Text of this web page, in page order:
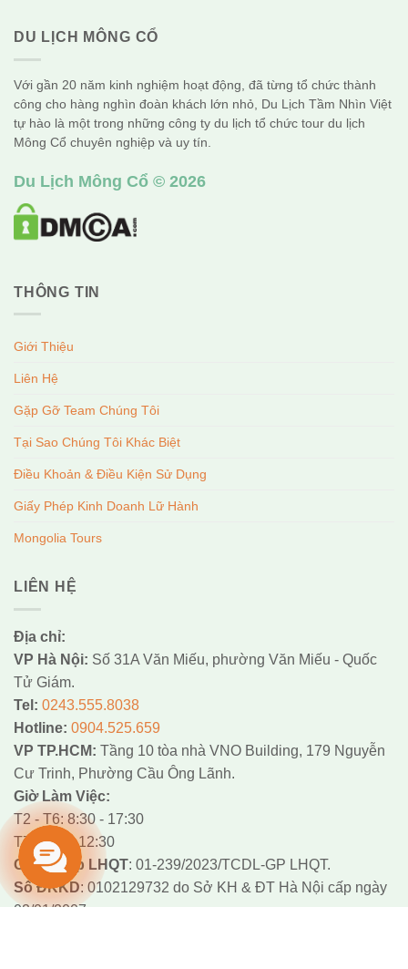
DU LỊCH MÔNG CỔ
Với gần 20 năm kinh nghiệm hoạt động, đã từng tổ chức thành
công cho hàng nghìn đoàn khách lớn nhỏ, Du Lịch Tầm Nhìn Việt
tự hào là một trong những công ty du lịch tổ chức tour du lịch
Mông Cổ chuyên nghiệp và uy tín.
Du Lịch Mông Cổ © 2026
THÔNG TIN
Giới Thiệu
Liên Hệ
Gặp Gỡ Team Chúng Tôi
Tại Sao Chúng Tôi Khác Biệt
Điều Khoản & Điều Kiện Sử Dụng
Giấy Phép Kinh Doanh Lữ Hành
Mongolia Tours
LIÊN HỆ
Địa chỉ:
VP Hà Nội: Số 31A Văn Miếu, phường Văn Miếu - Quốc
Tử Giám.
Tel: 0243.555.8038
Hotline: 0904.525.659
VP TP.HCM: Tầng 10 tòa nhà VNO Building, 179 Nguyễn
Cư Trinh, Phường Cầu Ông Lãnh.
Giờ Làm Việc:
T2 - T6: 8:30 - 17:30
T7: 8:30 - 12:30
Giấy Phép LHQT: 01-239/2023/TCDL-GP LHQT.
Số ĐKKD: 0102129732 do Sở KH & ĐT Hà Nội cấp ngày
02/01/2007.